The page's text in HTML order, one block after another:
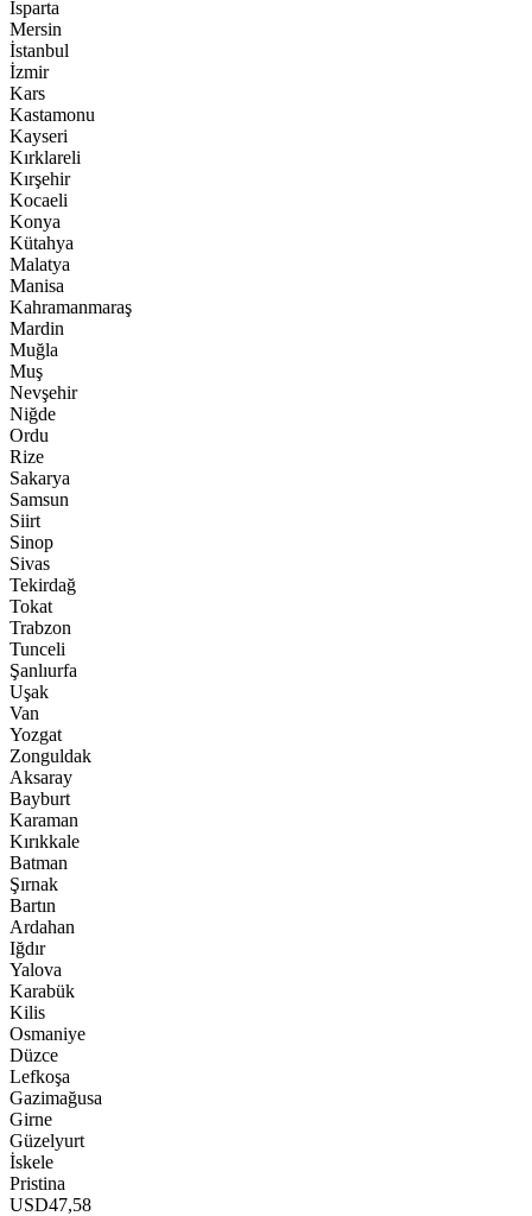
Isparta
Mersin
İstanbul
İzmir
Kars
Kastamonu
Kayseri
Kırklareli
Kırşehir
Kocaeli
Konya
Kütahya
Malatya
Manisa
Kahramanmaraş
Mardin
Muğla
Muş
Nevşehir
Niğde
Ordu
Rize
Sakarya
Samsun
Siirt
Sinop
Sivas
Tekirdağ
Tokat
Trabzon
Tunceli
Şanlıurfa
Uşak
Van
Yozgat
Zonguldak
Aksaray
Bayburt
Karaman
Kırıkkale
Batman
Şırnak
Bartın
Ardahan
Iğdır
Yalova
Karabük
Kilis
Osmaniye
Düzce
Lefkoşa
Gazimağusa
Girne
Güzelyurt
İskele
Pristina
USD47,58